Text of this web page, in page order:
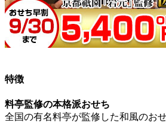
特徴
料亭監修の本格派おせち
全国の有名料亭が監修した和風のお